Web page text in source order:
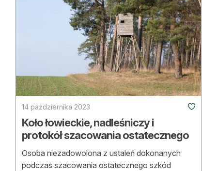
14 października 2023
Koło łowieckie, nadleśniczy i
protokół szacowania ostatecznego
Osoba niezadowolona z ustaleń dokonanych
podczas szacowania ostatecznego szkód